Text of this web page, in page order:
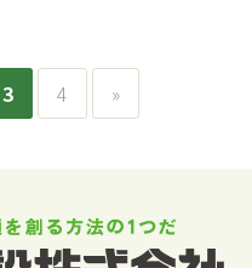
3 4 »